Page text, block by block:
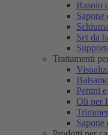
Rasoio
Sapone
Set da
Trattamenti
Pettini
Oli per
Sapone